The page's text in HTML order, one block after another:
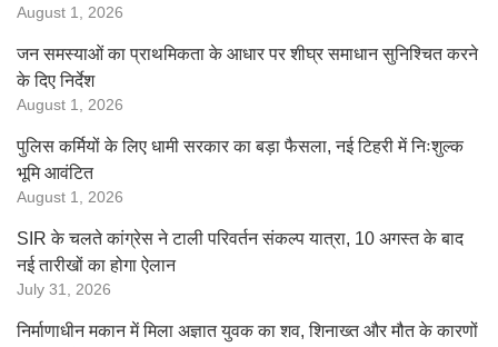
August 1, 2026
जन समस्याओं का प्राथमिकता के आधार पर शीघ्र समाधान सुनिश्चित करने
के दिए निर्देश
August 1, 2026
पुलिस कर्मियों के लिए धामी सरकार का बड़ा फैसला, नई टिहरी में निःशुल्क
भूमि आवंटित
August 1, 2026
SIR के चलते कांग्रेस ने टाली परिवर्तन संकल्प यात्रा, 10 अगस्त के बाद
नई तारीखों का होगा ऐलान
July 31, 2026
निर्माणाधीन मकान में मिला अज्ञात युवक का शव, शिनाख्त और मौत के कारणों